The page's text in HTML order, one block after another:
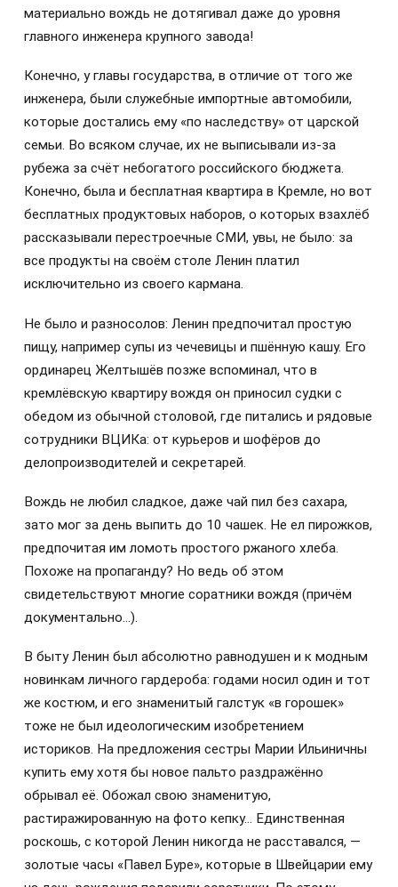
материально вождь не дотягивал даже до уровня
главного инженера крупного завода!
Конечно, у главы государства, в отличие от того же
инженера, были служебные импортные автомобили,
которые достались ему «по наследству» от царской
семьи. Во всяком случае, их не выписывали из-за
рубежа за счёт небогатого российского бюджета.
Конечно, была и бесплатная квартира в Кремле, но вот
бесплатных продуктовых наборов, о которых взахлёб
рассказывали перестроечные СМИ, увы, не было: за
все продукты на своём столе Ленин платил
исключительно из своего кармана.
Не было и разносолов: Ленин предпочитал простую
пищу, например супы из чечевицы и пшённую кашу. Его
ординарец Желтышёв позже вспоминал, что в
кремлёвскую квартиру вождя он приносил судки с
обедом из обычной столовой, где питались и рядовые
сотрудники ВЦИКа: от курьеров и шофёров до
делопроизводителей и секретарей.
Вождь не любил сладкое, даже чай пил без сахара,
зато мог за день выпить до 10 чашек. Не ел пирожков,
предпочитая им ломоть простого ржаного хлеба.
Похоже на пропаганду? Но ведь об этом
свидетельствуют многие соратники вождя (причём
документально…).
В быту Ленин был абсолютно равнодушен и к модным
новинкам личного гардероба: годами носил один и тот
же костюм, и его знаменитый галстук «в горошек»
тоже не был идеологическим изобретением
историков. На предложения сестры Марии Ильиничны
купить ему хотя бы новое пальто раздражённо
обрывал её. Обожал свою знаменитую,
растиражированную на фото кепку… Единственная
роскошь, с которой Ленин никогда не расставался, —
золотые часы «Павел Буре», которые в Швейцарии ему